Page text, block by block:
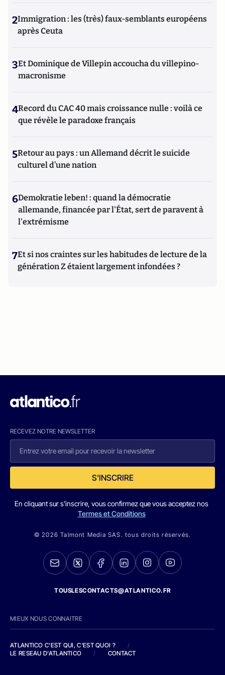
2Immigration : les (très) faux-semblants européens
après Ceuta
3Et Dominique de Villepin accoucha du villepino-
macronisme
4Record du CAC 40 mais croissance nulle : voilà ce
que révèle le paradoxe français
5Retour au pays : un Allemand décrit le suicide
culturel d’une nation
6Demokratie leben! : quand la démocratie
allemande, financée par l'État, sert de paravent à
l'extrémisme
7Et si nos craintes sur les habitudes de lecture de la
génération Z étaient largement infondées ?
RECEVEZ NOTRE NEWSLETTER
S'INSCRIRE
En cliquant sur s'inscrire, vous confirmez que vous acceptez nos
Termes et Conditions
© 2026 Talmont Media SAS. tous droits réservés.
TOUSLESCONTACTS@ATLANTICO.FR
MIEUX NOUS CONNAITRE
ATLANTICO C'EST QUI, C'EST QUOI ?
/
LE RESEAU D'ATLANTICO
/ CONTACT